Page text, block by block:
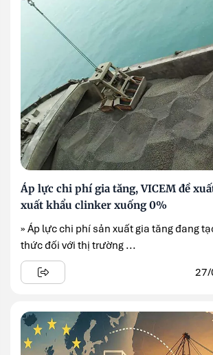
Áp lực chi phí gia tăng, VICEM đề
xuất khẩu clinker xuống 0%
» Áp lực chi phí sản xuất gia tăng đang
thức đối với thị trường ...
27/